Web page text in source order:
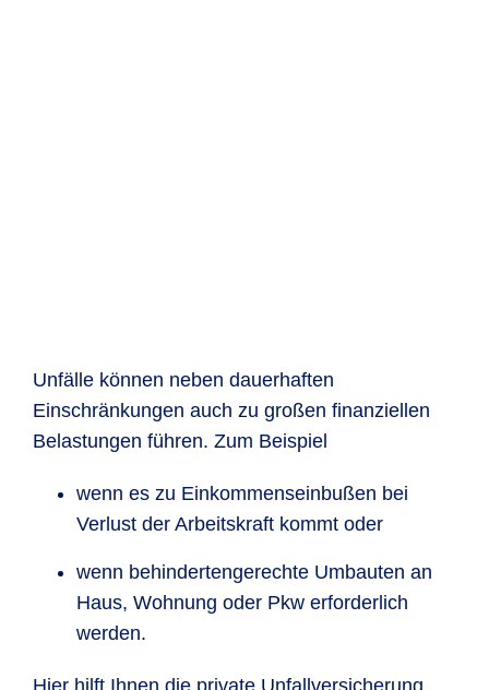
Unfälle können neben dauerhaften
Einschränkungen auch zu großen finanziellen
Belastungen führen. Zum Beispiel
wenn es zu Einkommenseinbußen bei
Verlust der Arbeitskraft kommt oder
wenn behindertengerechte Umbauten an
Haus, Wohnung oder Pkw erforderlich
werden.
Hier hilft Ihnen die private Unfallversicherung